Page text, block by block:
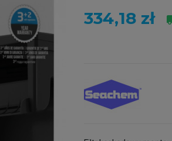
334,18 zł